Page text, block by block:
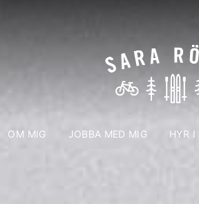
OM MIG JOBBA MED MIG HYR I